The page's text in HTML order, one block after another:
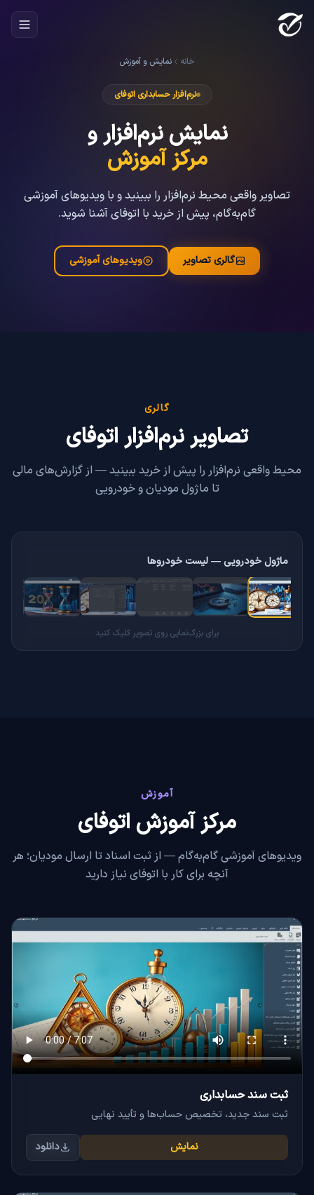
خانه نمایش و آموزش
نرم‌افزار حسابداری اتوفای
نمایش نرم‌افزار و
مرکز آموزش
تصاویر واقعی محیط نرم‌افزار را ببینید و با ویدیوهای آموزشی
گام‌به‌گام، پیش از خرید با اتوفای آشنا شوید.
گالری تصاویر ویدیوهای آموزشی
گالری
تصاویر نرم‌افزار اتوفای
محیط واقعی نرم‌افزار را پیش از خرید ببینید — از گزارش‌های مالی
تا ماژول مودیان و خودرویی
ماژول خودرویی — لیست خودروها
برای بزرگ‌نمایی روی تصویر کلیک کنید
آموزش
مرکز آموزش اتوفای
ویدیوهای آموزشی گام‌به‌گام — از ثبت اسناد تا ارسال مودیان؛ هر
آنچه برای کار با اتوفای نیاز دارید
ثبت سند حسابداری
ثبت سند جدید، تخصیص حساب‌ها و تأیید نهایی
نمایش دانلود